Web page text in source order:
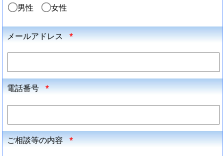
男性 女性
メールアドレス *
電話番号 *
ご相談等の内容 *